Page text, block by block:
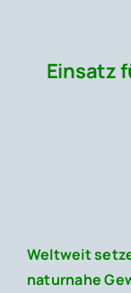
Einsatz
Weltweit
naturnahe